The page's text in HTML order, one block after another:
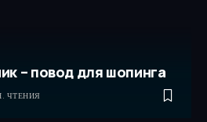
– повод для шопинга
ЧТЕНИЯ